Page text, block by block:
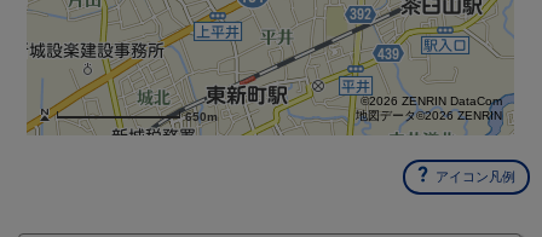
650m
©2026 ZENRIN DataCom
地図データ©2026 ZENRIN
アイコン凡例